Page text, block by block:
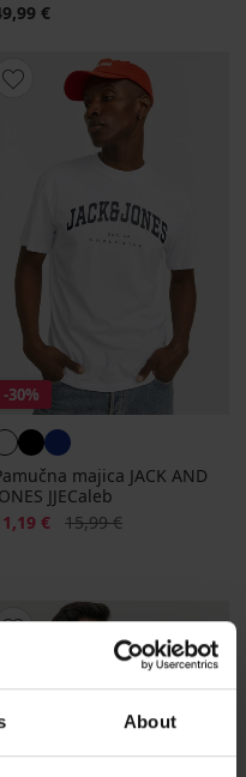
About
€
-30%
majica JACK AND
JJECaleb
€ Prvobitna cijena
15,99 €